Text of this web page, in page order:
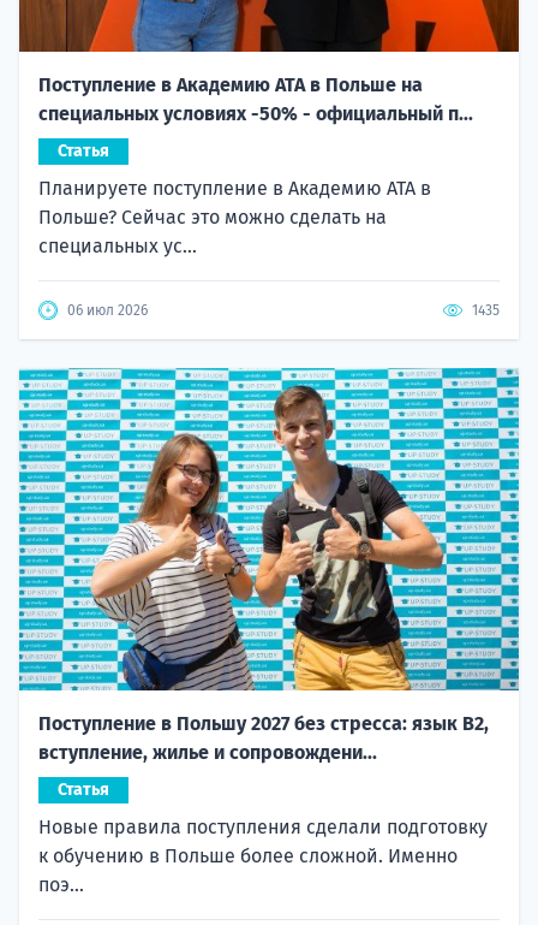
Поступление в Академию ATA в Польше на
специальных условиях -50% - официальный п...
Статья
Планируете поступление в Академию ATA в
Польше? Сейчас это можно сделать на
специальных ус...
06 июл 2026 1435
Поступление в Польшу 2027 без стресса: язык B2,
вступление, жилье и сопровождени...
Статья
Новые правила поступления сделали подготовку
к обучению в Польше более сложной. Именно
поэ...